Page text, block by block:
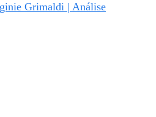
Grimaldi | Análise